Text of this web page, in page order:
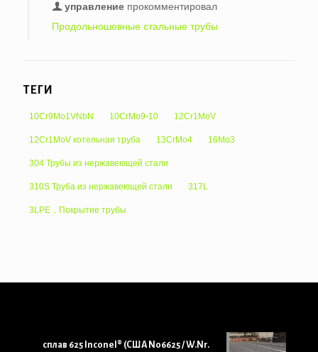
управление прокомментировал
Продольношовные стальные трубы
ТЕГИ
10Cr9Mo1VNbN 10CrMo9-10 12Cr1MoV
12Cr1MoV котельная труба 13CrMo4 16Mo3
304 Трубы из нержавеющей стали
310S Труба из нержавеющей стали 317L
3LPE，Покрытие трубы
сплав 625 Inconel® (США N06625 / W.Nr.